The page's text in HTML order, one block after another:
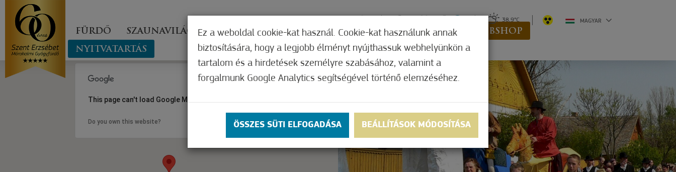
FÜRDŐ SZAUNAVILÁG GYÓGYÁSZAT AJÁNLATOK KAPCSOLAT ÁRAK WEBSHOP
NYITVATARTÁS
38,9°C MAGYAR
This page can't load Google Maps correctly.
Do you own this website? OK
Ez a weboldal cookie-kat használ. Cookie-kat használunk annak
biztosítására, hogy a legjobb élményt nyújthassuk webhelyünkön a
tartalom és a hirdetések személyre szabásához, valamint a
forgalmunk Google Analytics segítségével történő elemzéséhez.
ÖSSZES SÜTI ELFOGADÁSA BEÁLLÍTÁSOK MÓDOSÍTÁSA